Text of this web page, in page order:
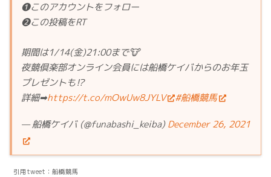
❶このアカウントをフォロー
❷この投稿をRT
期間は1/14(金)21:00まで🐮
夜競倶楽部オンライン会員には船橋ケイバからのお年玉
プレゼントも⁉️
詳細➡https://t.co/mOwUw8JYLV #船橋競馬
— 船橋ケイバ (@funabashi_keiba)December 26, 2021
引用tweet：船橋競馬